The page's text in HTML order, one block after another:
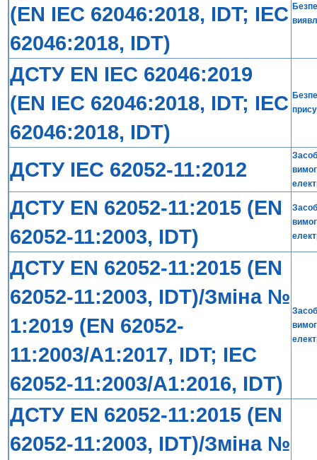
(EN IEC 62046:2018, IDT; IEC
62046:2018, IDT)
ДСТУ EN IEC 62046:2019
(EN IEC 62046:2018, IDT; IEC
62046:2018, IDT)
ДСТУ IEC 62052-11:2012
ДСТУ EN 62052-11:2015 (EN
62052-11:2003, IDT)
ДСТУ EN 62052-11:2015 (EN
62052-11:2003, IDT)/Зміна №
1:2019 (EN 62052-
11:2003/A1:2017, IDT; IEC
62052-11:2003/A1:2016, IDT)
ДСТУ EN 62052-11:2015 (EN
62052-11:2003, IDT)/Зміна №